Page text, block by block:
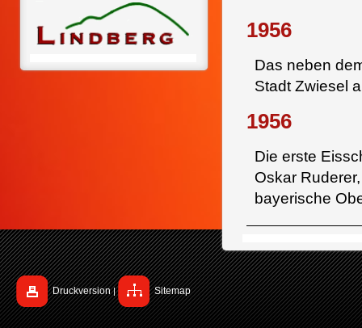
1956
Das neben
Stadt Zwiesel
1956
Die erste
Oskar
bayerische
Druckversion | Sitemap